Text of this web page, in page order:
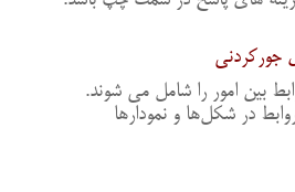
جورکردنی
بین امور را شامل می شوند.
در شکل‌ها و نمودارها